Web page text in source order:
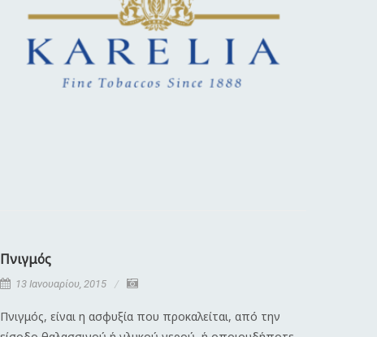
Πνιγμός
13 Ιανουαρίου, 2015
Πνιγμός, είναι η ασφυξία που προκαλείται, από την